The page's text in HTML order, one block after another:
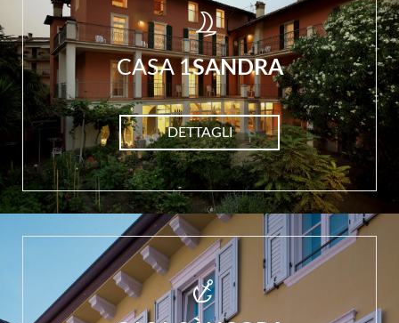
CASA 1SANDRA
DETTAGLI